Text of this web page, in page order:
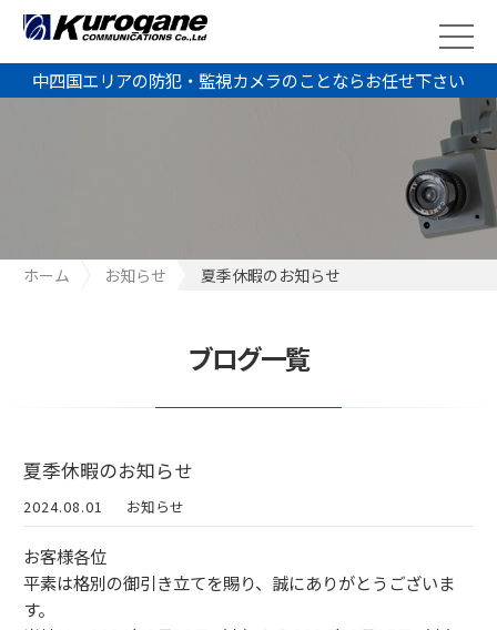
中四国エリアの防犯・監視カメラのことならお任せ下さい
ホーム お知らせ 夏季休暇のお知らせ
ブログ一覧
夏季休暇のお知らせ
2024.08.01 お知らせ
お客様各位
平素は格別の御引き立てを賜り、誠にありがとうございま
す。